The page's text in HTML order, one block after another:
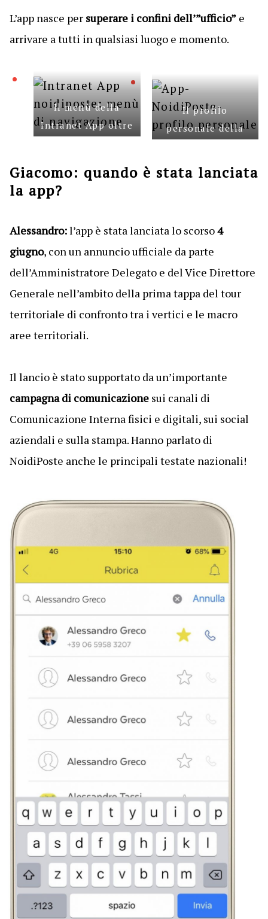
L’app nasce per superare i confini dell’”ufficio”e
arrivare a tutti in qualsiasi luogo e momento.
Il menù della
Intranet App oltre
rubrica, il menù
della mensa, le
Il profilo
personale della
e la fotografia
Giacomo: quando è stata lanciata
la app?
Alessandro:l’app è stata lanciata lo scorso4
giugno, con un annuncio ufficiale da parte
dell’Amministratore Delegato e del Vice Direttore
Generale nell’ambito della prima tappa del tour
territoriale di confronto tra i vertici e le macro
aree territoriali.
Il lancio è stato supportato da un’importante
campagna di comunicazionesui canali di
Comunicazione Interna fisici e digitali, sui social
aziendali e sulla stampa. Hanno parlato di
NoidiPoste anche le principali testate nazionali!